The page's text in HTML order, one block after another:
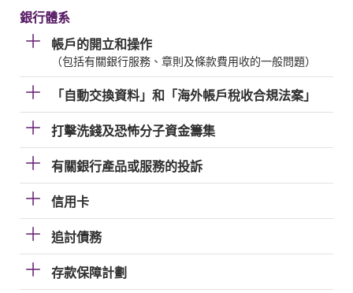
銀行體系
帳戶的開立和操作
（包括有關銀行服務、章則及條款費用收的一般問題）
「自動交換資料」和「海外帳戶稅收合規法案」
打擊洗錢及恐怖分子資金籌集
有關銀行產品或服務的投訴
信用卡
追討債務
存款保障計劃